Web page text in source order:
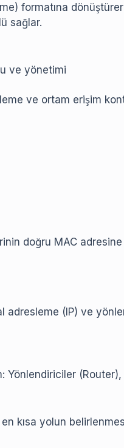
formatına
sağlar.
ve yönetimi
ve ortam erişim
doğru MAC adresine
adresleme (IP) ve
Yönlendiriciler
kısa yolun